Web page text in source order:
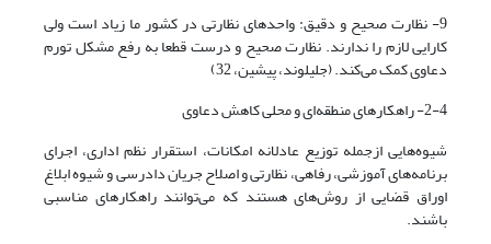
9- نظارت صحیح و دقیق: واحدهای نظارتی در کشور ما زیاد است ولی
کارایی لازم را ندارند. نظارت صحیح و درست قطعا به رفع مشکل تورم
دعاوی کمک می‌کند. (جلیلوند، پیشین، 32)
2-4- راهکارهای منطقه‌ای و محلی کاهش دعاوی
شیوه‌هایی ازجمله توزیع عادلانه امکانات، استقرار نظم اداری، اجرای
برنامه‌های آموزشی، رفاهی، نظارتی و اصلاح جریان دادرسی و شیوه ابلاغ
اوراق قضایی از روش‌های هستند که می‌‌توانند راهکارهای مناسبی
باشند.